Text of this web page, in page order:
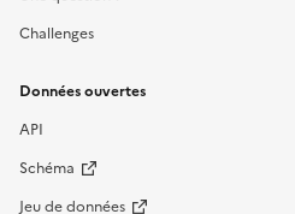
Challenges
Données ouvertes
API
Schéma
Jeu de données